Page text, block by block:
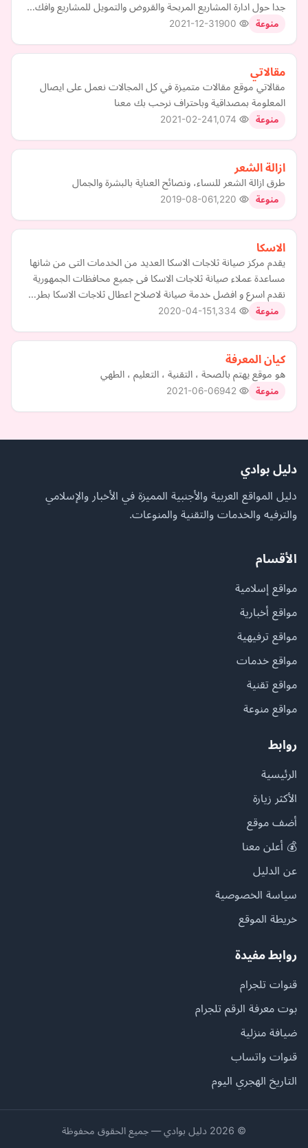
جدا حول ادارة المشاريع المربحة والقروض والتمويل للمشاريع وافك…
منوعة 2021-12-31
مقالاتي
مقالاتي موقع مقالات متميزة في كل المجالات نعمل على ايصال
المعلومة بمصداقية وباحتراف نرحب بك معنا
منوعة 2021-02-24
ازالة الشعر
طرق ازالة الشعر للنساء، ونصائح العناية بالبشرة والجمال
منوعة 2019-08-06
الاسكا
يقدم مركز صيانة ثلاجات الاسكا العديد من الخدمات التى من شانها
مساعدة عملاء صيانة ثلاجات الاسكا فى جميع محافظات الجمهورية
نقدم اسرع و افضل خدمة صيانة لاصلاح اعطال ثلاجات الاسكا بطر…
منوعة 2020-04-15
كيان المعرفة
هو موقع يهتم بالصحة ، التقنية ، التعليم ، الطهي
منوعة 2021-06-06
دليل بوادي
دليل المواقع العربية والأجنبية المميزة في الأخبار والإسلامي
والترفيه والخدمات والتقنية والمنوعات.
الأقسام
مواقع إسلامية
مواقع أخبارية
مواقع ترفيهية
مواقع خدمات
مواقع تقنية
مواقع منوعة
روابط
الرئيسية
الأكثر زيارة
أضف موقع
💰 أعلن معنا
عن الدليل
سياسة الخصوصية
خريطة الموقع
روابط مفيدة
قنوات تلجرام
بوت معرفة الرقم تلجرام
ضيافة منزلية
قنوات واتساب
التاريخ الهجري اليوم
© 2026 دليل بوادي — جميع الحقوق محفوظة